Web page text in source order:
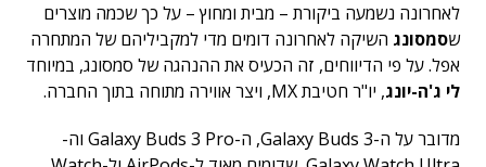
לאחרונה נשמעה ביקורת – מבית ומחוץ – על כך שכמה מוצרים
שסמסונג השיקה לאחרונה דומים מדי למקביליהם של המתחרה
אפל. על פי הדיווחים, זה הכעיס את ההנהגה של סמסונג, במיוחד
לי ג'ה-יונג, יו"ר חטיבת MX, ויצר אווירה מתוחה בתוך החברה.
מדובר על ה-Galaxy Buds 3, ה-Galaxy Buds 3 Pro וה-